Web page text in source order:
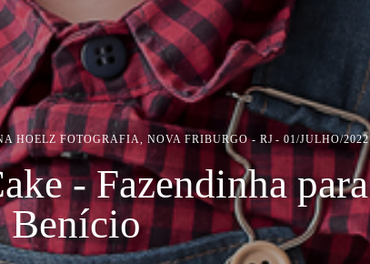
HOELZ FOTOGRAFIA, NOVA FRIBURGO - RJ 01/JULHO/2022
- Fazendinha para
Benício